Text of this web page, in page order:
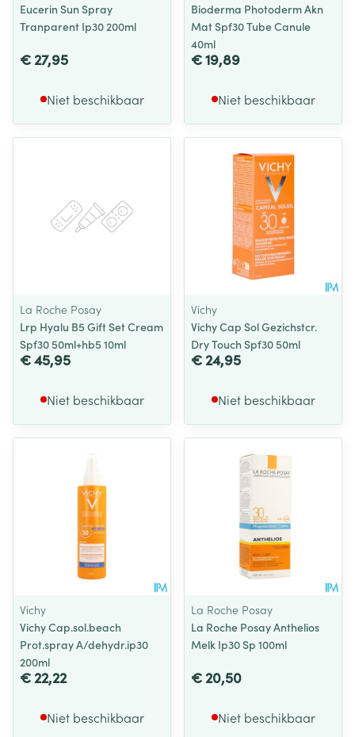
Eucerin Sun Spray
Tranparent Ip30 200ml
€ 27,95
Niet beschikbaar
Bioderma Photoderm Akn
Mat Spf30 Tube Canule
40ml
€ 19,89
Niet beschikbaar
La Roche Posay
Lrp Hyalu B5 Gift Set Cream
Spf30 50ml+hb5 10ml
€ 45,95
Niet beschikbaar
Vichy
Vichy Cap Sol Gezichstcr.
Dry Touch Spf30 50ml
€ 24,95
Niet beschikbaar
Vichy
Vichy Cap.sol.beach
Prot.spray A/dehydr.ip30
200ml
€ 22,22
Niet beschikbaar
La Roche Posay
La Roche Posay Anthelios
Melk Ip30 Sp 100ml
€ 20,50
Niet beschikbaar